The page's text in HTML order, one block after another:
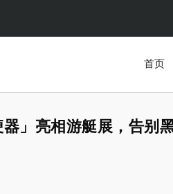
首页
」亮相游艇展，告别